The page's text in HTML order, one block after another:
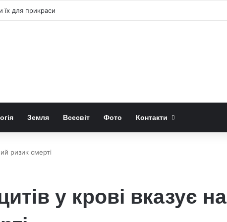
квітів лілій-метеликів
Земля Всесвіт Фото Контакти
ризик смерті
у крові вказує на